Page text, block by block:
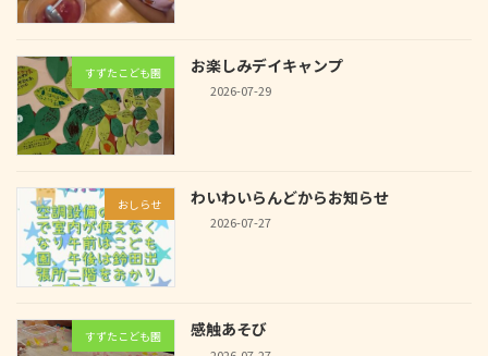
すずたこども園 お楽しみデイキャンプ
2026-07-29
おしらせ わいわいらんどからお知らせ
2026-07-27
すずたこども園 感触あそび